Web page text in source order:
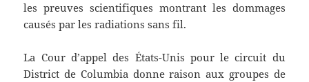
les preuves scientifiques montrant les dommages
causés par les radiations sans fil.
La Cour d’appel des États-Unis pour le circuit du
District de Columbia donne raison aux groupes de